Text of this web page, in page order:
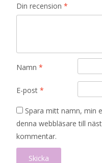
Din recension *
Namn *
E-post *
Spara mitt namn, min
denna webbläsare till
kommentar.